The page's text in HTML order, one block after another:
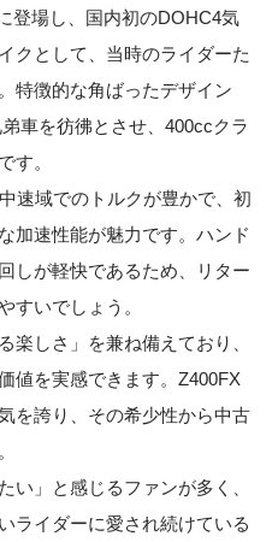
登場し、国内初のDOHC4気
クとして、当時のライダーた
特徴的な角ばったデザイン
車を彷彿とさせ、400ccクラ
す。
速域でのトルクが豊かで、初
加速性能が魅力です。ハンド
しが軽快であるため、リター
すいでしょう。
楽しさ」を兼ね備えており、
値を実感できます。Z400FX
を誇り、その希少性から中古
い」と感じるファンが多く、
ライダーに愛され続けている